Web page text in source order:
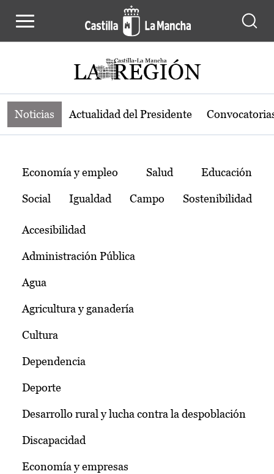
Noticias de la región de Castilla-La
Noticias Actualidad del Presidente
Temas
Economía y empleo Salud Educación
Social Igualdad Campo Sostenibilidad
Accesibilidad
Administración Pública
Agua
Agricultura y ganadería
Cultura
Dependencia
Deporte
Desarrollo rural y lucha contra la despoblación
Discapacidad
Economía y empresas